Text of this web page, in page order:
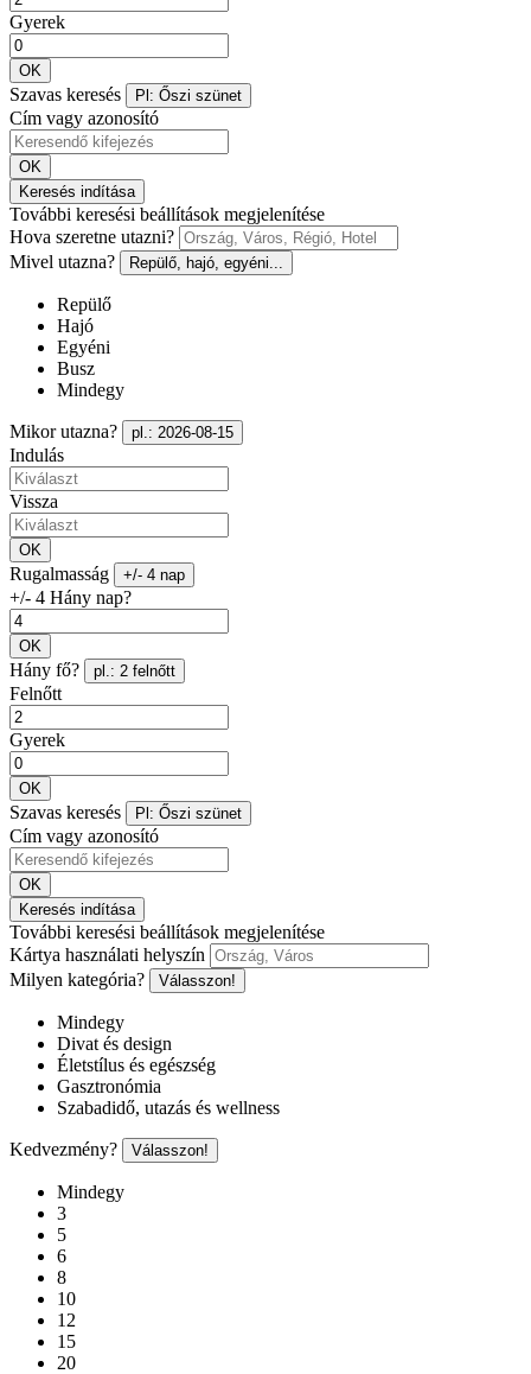
Gyerek
OK
Szavas keresés Pl: Őszi szünet
Cím vagy azonosító
OK
Keresés indítása
További keresési beállítások megjelenítése
Hova szeretne utazni?
Mivel utazna?
Repülő, hajó, egyéni...
Repülő
Hajó
Egyéni
Busz
Mindegy
Mikor utazna? pl.: 2026-08-15
Indulás
Vissza
OK
Rugalmasság +/- 4 nap
+/- 4 Hány nap?
OK
Hány fő? pl.: 2 felnőtt
Felnőtt
Gyerek
OK
Szavas keresés Pl: Őszi szünet
Cím vagy azonosító
OK
Keresés indítása
További keresési beállítások megjelenítése
Kártya használati helyszín
Milyen kategória?
Válasszon!
Mindegy
Divat és design
Életstílus és egészség
Gasztronómia
Szabadidő, utazás és wellness
Kedvezmény? Válasszon!
Mindegy
3
5
6
8
10
12
15
20